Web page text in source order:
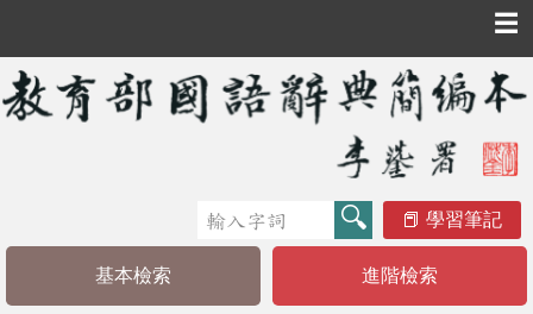
☰
學習筆記
基本檢索 進階檢索